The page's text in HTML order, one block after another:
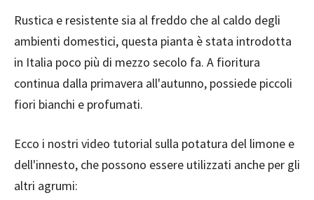
Rustica e resistente sia al freddo che al caldo degli
ambienti domestici, questa pianta è stata introdotta
in Italia poco più di mezzo secolo fa. A fioritura
continua dalla primavera all'autunno, possiede piccoli
fiori bianchi e profumati.
Ecco i nostri video tutorial sulla potatura del limone e
dell'innesto, che possono essere utilizzati anche per gli
altri agrumi: